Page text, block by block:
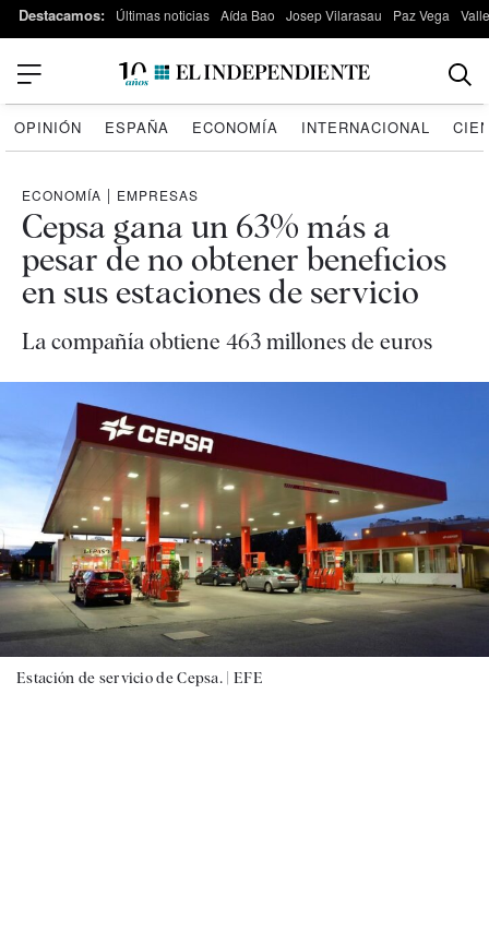
Destacamos: Últimas noticias Aída Bao Josep Vilarasau Paz Vega
OPINIÓN ESPAÑA ECONOMÍA INTERNACIONAL
ECONOMÍA | EMPRESAS
Cepsa gana un 63% más a
pesar de no obtener beneficios
en sus estaciones de servicio
La compañía obtiene 463 millones de euros
Estación de servicio de Cepsa. | EFE